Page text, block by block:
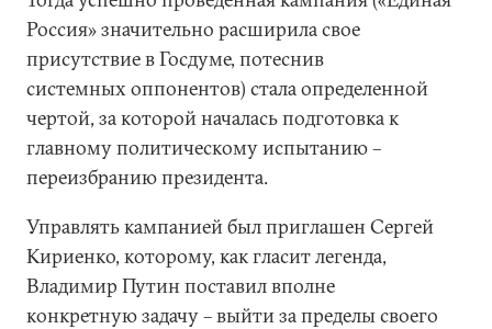
Россия» значительно расширила свое
присутствие в Госдуме, потеснив
системных оппонентов) стала определенной
чертой, за которой началась подготовка к
главному политическому испытанию –
переизбранию президента.
Управлять кампанией был приглашен Сергей
Кириенко, которому, как гласит легенда,
Владимир Путин поставил вполне
конкретную задачу – выйти за пределы своего